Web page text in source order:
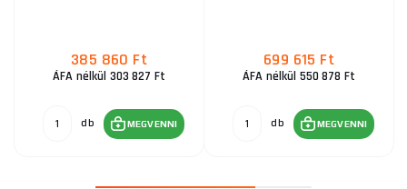
385 860 Ft
ÁFA nélkül 303 827 Ft
db MEGVENNI
699 615 Ft
ÁFA nélkül 550 878 Ft
db MEGVENNI